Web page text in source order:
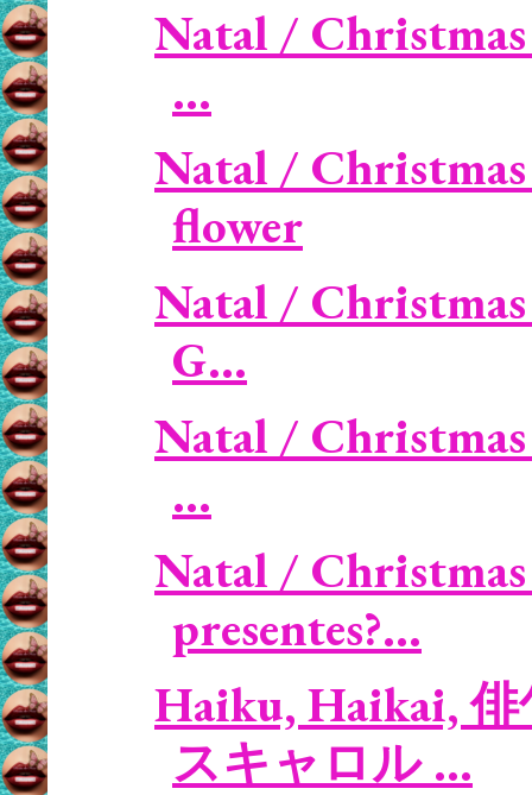
Natal /
...
Natal /
flower
Natal / Christmas
G...
Natal /
...
Natal / Christmas
presentes?...
Haiku, Haikai, 俳
スキャロル ...